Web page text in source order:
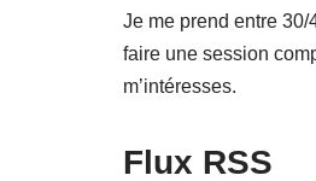
Je me prend entre
faire une session
m’intéresses.
Flux RSS